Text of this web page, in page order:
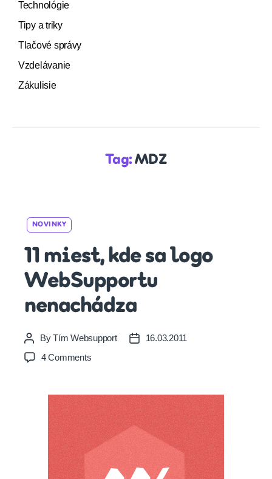
Technológie
Tipy a triky
Tlačové správy
Vzdelávanie
Zákulisie
Tag: MDZ
NOVINKY
11 miest, kde sa logo
WebSupportu
nenachádza
Post
author
ByTím Websupport
Post16.03.2011
4 Commentson
kde
logo
WebSupportu
nenachádza